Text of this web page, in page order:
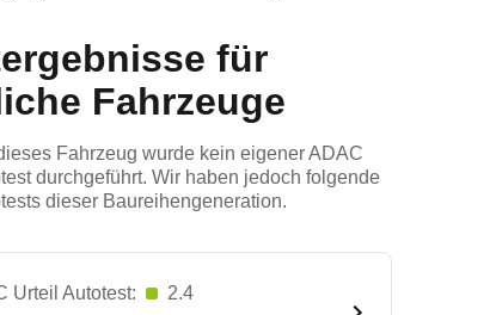
für
Fahrzeuge
Fahrzeug wurde kein eigener ADAC
durchgeführt. Wir haben jedoch folgende
dieser Baureihengeneration.
Urteil Autotest: 2.4